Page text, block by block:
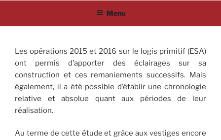
contenu
Menu
Les opérations 2015 et 2016 sur le logis primitif (ESA)
ont permis d’apporter des éclairages sur sa
construction et ces remaniements successifs. Mais
également, il a été possible d’établir une chronologie
relative et absolue quant aux périodes de leur
réalisation.
Au terme de cette étude et grâce aux vestiges encore